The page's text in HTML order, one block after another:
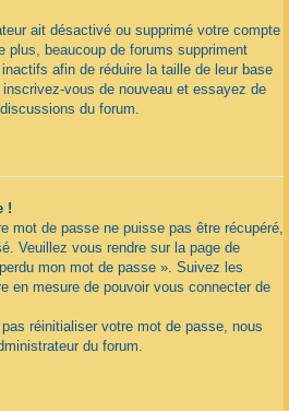
ait désactivé ou supprimé votre compte
plus, beaucoup de forums suppriment
afin de réduire la taille de leur base
vous de nouveau et essayez de
du forum.
!
mot de passe ne puisse pas être récupéré,
Veuillez vous rendre sur la page de
mon mot de passe ». Suivez les
en mesure de pouvoir vous connecter de
réinitialiser votre mot de passe, nous
du forum.